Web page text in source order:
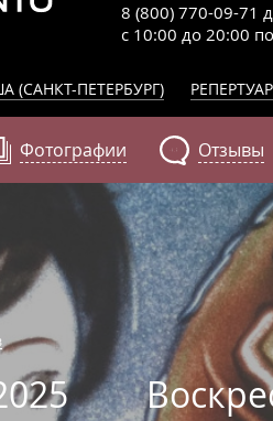
с 10:00 до 20:00
8 (800) 770-09-71
(САНКТ-ПЕТЕРБУРГ) РЕПЕРТУАР
Фотографии Отзывы